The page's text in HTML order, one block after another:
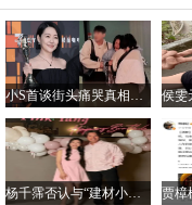
小S首谈街头痛哭真相：节目收官遇惊喜 思念姐姐致情绪崩溃
杨千霈否认与“建材小开”恋情：只是普通朋友